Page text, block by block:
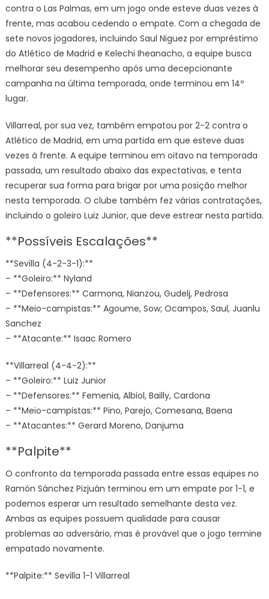
contra o Las Palmas, em um jogo onde esteve duas vezes à
frente, mas acabou cedendo o empate. Com a chegada de
sete novos jogadores, incluindo Saul Niguez por empréstimo
do Atlético de Madrid e Kelechi Iheanacho, a equipe busca
melhorar seu desempenho após uma decepcionante
campanha na última temporada, onde terminou em 14º
lugar.
Villarreal, por sua vez, também empatou por 2-2 contra o
Atlético de Madrid, em uma partida em que esteve duas
vezes à frente. A equipe terminou em oitavo na temporada
passada, um resultado abaixo das expectativas, e tenta
recuperar sua forma para brigar por uma posição melhor
nesta temporada. O clube também fez várias contratações,
incluindo o goleiro Luiz Junior, que deve estrear nesta partida.
**Possíveis Escalações**
**Sevilla (4-2-3-1):**
– **Goleiro:** Nyland
– **Defensores:** Carmona, Nianzou, Gudelj, Pedrosa
– **Meio-campistas:** Agoume, Sow; Ocampos, Saul, Juanlu
Sanchez
– **Atacante:** Isaac Romero
**Villarreal (4-4-2):**
– **Goleiro:** Luiz Junior
– **Defensores:** Femenia, Albiol, Bailly, Cardona
– **Meio-campistas:** Pino, Parejo, Comesana, Baena
– **Atacantes:** Gerard Moreno, Danjuma
**Palpite**
O confronto da temporada passada entre essas equipes no
Ramón Sánchez Pizjuán terminou em um empate por 1-1, e
podemos esperar um resultado semelhante desta vez.
Ambas as equipes possuem qualidade para causar
problemas ao adversário, mas é provável que o jogo termine
empatado novamente.
**Palpite:** Sevilla 1-1 Villarreal